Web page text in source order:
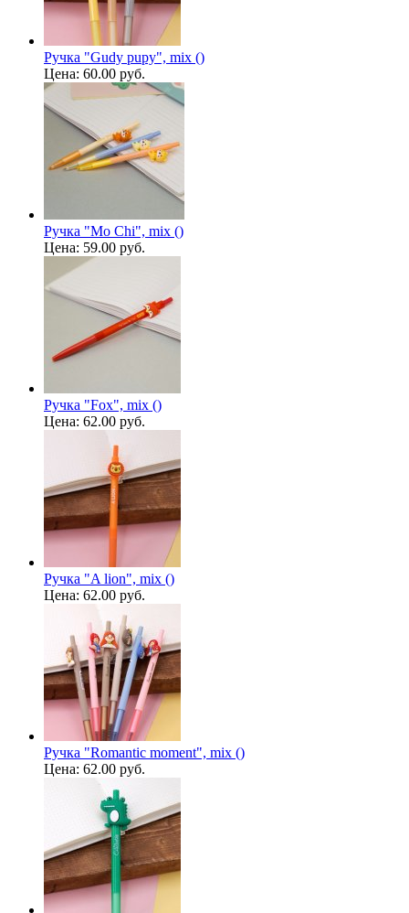
Ручка "Gudy pupy", mix ()
Цена: 60.00 руб.
Ручка "Mo Chi", mix ()
Цена: 59.00 руб.
Ручка "Fox", mix ()
Цена: 62.00 руб.
Ручка "A lion", mix ()
Цена: 62.00 руб.
Ручка "Romantic moment", mix ()
Цена: 62.00 руб.